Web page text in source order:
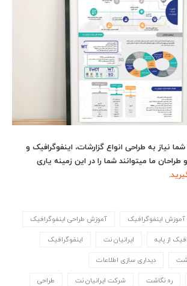
نیاز به طراحی انواع گزارشات، اینفوگرافیک و
غیره دارد، کارشناسان و طراحان ما می‎توانند شما را در این زمینه یاری
.
آموزش اینفوگرافیک آموزش طراحی اینفوگرافیک
از پایه ایرانیان نت اینفوگرافیک
دیداری سازی اطلاعات
ره نگاشت شرکت ایرانیان نت طراحی